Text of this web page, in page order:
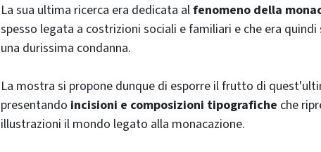
La sua ultima ricerca era dedicata alfenomeno della
spesso legata a costrizioni sociali e familiari e che era
una durissima condanna.
La mostra si propone dunque di esporre il frutto di
presentando incisioni e composizioni tipografiche che
illustrazioni il mondo legato alla monacazione.